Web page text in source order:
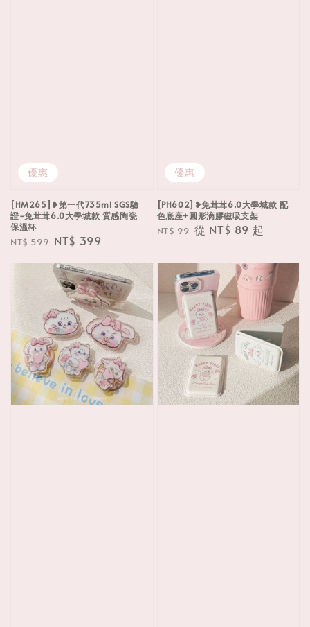
優惠
[HM265]❥第一代735ml SGS驗
證-兔茸茸6.0大學城款 質感陶瓷
保溫杯
Regular
NT$ 599 Sale
NT$ 399
優惠
[PH602]❥兔茸茸6.0大學城款 配
色底座+圓形滴膠磁吸支架
Regular
NT$ 99 Sale
從 NT$ 89 起